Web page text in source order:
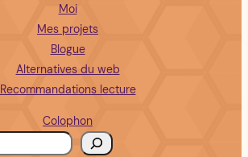
Moi
Mes projets
Blogue
Alternatives du web
Recommandations lecture
Colophon